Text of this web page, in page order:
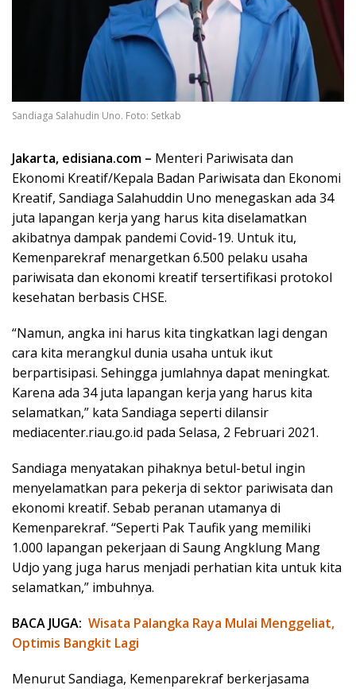
Sandiaga Salahudin Uno. Foto: Setkab
Jakarta, edisiana.com – Menteri Pariwisata dan
Ekonomi Kreatif/Kepala Badan Pariwisata dan Ekonomi
Kreatif, Sandiaga Salahuddin Uno menegaskan ada 34
juta lapangan kerja yang harus kita diselamatkan
akibatnya dampak pandemi Covid-19. Untuk itu,
Kemenparekraf menargetkan 6.500 pelaku usaha
pariwisata dan ekonomi kreatif tersertifikasi protokol
kesehatan berbasis CHSE.
“Namun, angka ini harus kita tingkatkan lagi dengan
cara kita merangkul dunia usaha untuk ikut
berpartisipasi. Sehingga jumlahnya dapat meningkat.
Karena ada 34 juta lapangan kerja yang harus kita
selamatkan,” kata Sandiaga seperti dilansir
mediacenter.riau.go.id pada Selasa, 2 Februari 2021.
Sandiaga menyatakan pihaknya betul-betul ingin
menyelamatkan para pekerja di sektor pariwisata dan
ekonomi kreatif. Sebab peranan utamanya di
Kemenparekraf. “Seperti Pak Taufik yang memiliki
1.000 lapangan pekerjaan di Saung Angklung Mang
Udjo yang juga harus menjadi perhatian kita untuk kita
selamatkan,” imbuhnya.
BACA JUGA: Wisata Palangka Raya Mulai Menggeliat,
Optimis Bangkit Lagi
Menurut Sandiaga, Kemenparekraf berkerjasama